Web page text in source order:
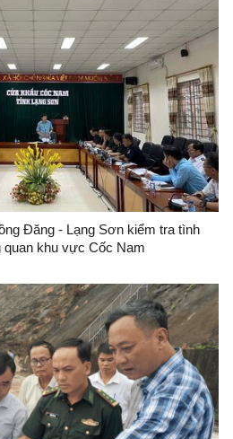
Đăng - Lạng Sơn kiểm tra tình
quan khu vực Cốc Nam